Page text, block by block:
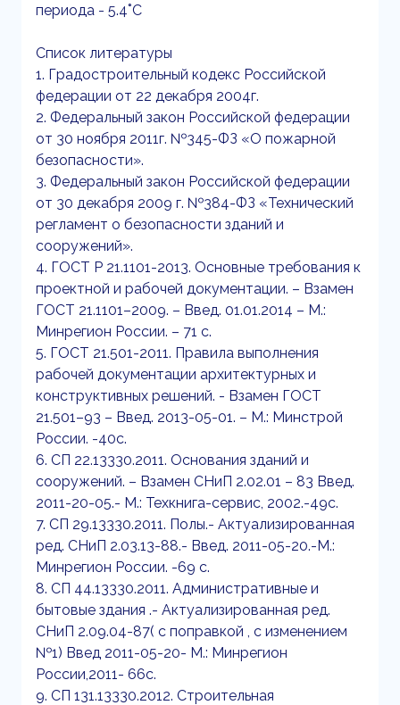
периода - 5.4˚С
Список литературы
1. Градостроительный кодекс Российской
федерации от 22 декабря 2004г.
2. Федеральный закон Российской федерации
от 30 ноября 2011г. №345-ФЗ «О пожарной
безопасности».
3. Федеральный закон Российской федерации
от 30 декабря 2009 г. №384-ФЗ «Технический
регламент о безопасности зданий и
сооружений».
4. ГОСТ Р 21.1101-2013. Основные требования к
проектной и рабочей документации. – Взамен
ГОСТ 21.1101–2009. – Введ. 01.01.2014 – М.:
Минрегион России. – 71 с.
5. ГОСТ 21.501-2011. Правила выполнения
рабочей документации архитектурных и
конструктивных решений. - Взамен ГОСТ
21.501–93 – Введ. 2013-05-01. – М.: Минстрой
России. -40с.
6. СП 22.13330.2011. Основания зданий и
сооружений. – Взамен СНиП 2.02.01 – 83 Введ.
2011-20-05.- М.: Техкнига-сервис, 2002.-49с.
7. СП 29.13330.2011. Полы.- Актуализированная
ред. СНиП 2.03.13-88.- Введ. 2011-05-20.-М.:
Минрегион России. -69 с.
8. СП 44.13330.2011. Административные и
бытовые здания .- Актуализированная ред.
СНиП 2.09.04-87( с поправкой , с изменением
№1) Введ 2011-05-20- М.: Минрегион
России,2011- 66с.
9. СП 131.13330.2012. Строительная